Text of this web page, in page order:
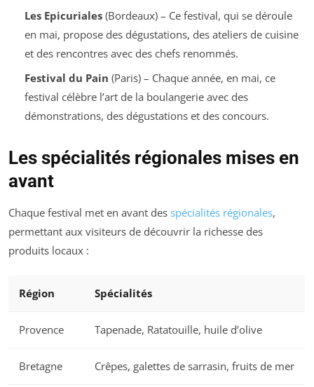
Les Epicuriales(Bordeaux) – Ce festival, qui se déroule
en mai, propose des dégustations, des ateliers de cuisine
et des rencontres avec des chefs renommés.
Festival du Pain (Paris) – Chaque année, en mai, ce
festival célèbre l’art de la boulangerie avec des
démonstrations, des dégustations et des concours.
Les spécialités régionales mises en
avant
Chaque festival met en avant des spécialités régionales,
permettant aux visiteurs de découvrir la richesse des
produits locaux :
Région Spécialités
Provence Tapenade, Ratatouille, huile d’olive
Bretagne Crêpes, galettes de sarrasin, fruits de mer